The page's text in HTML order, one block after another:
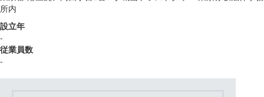
所内
設立年
-
従業員数
-